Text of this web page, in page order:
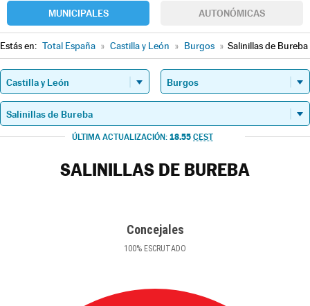
MUNICIPALES AUTONÓMICAS
Estás en: Total España » Castilla y León » Burgos » Salinillas de Bureba
ÚLTIMA ACTUALIZACIÓN: 18.55 CEST
SALINILLAS DE BUREBA
Concejales
100% ESCRUTADO